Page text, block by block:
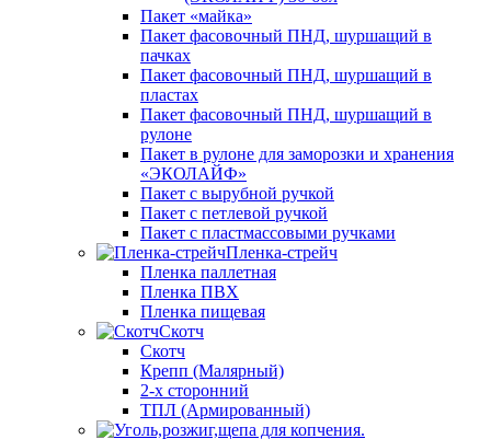
Пакет «майка»
Пакет фасовочный ПНД, шуршащий в
пачках
Пакет фасовочный ПНД, шуршащий в
пластах
Пакет фасовочный ПНД, шуршащий в
рулоне
Пакет в рулоне для заморозки и хранения
«ЭКОЛАЙФ»
Пакет с вырубной ручкой
Пакет с петлевой ручкой
Пакет с пластмассовыми ручками
Пленка-стрейч
Пленка паллетная
Пленка ПВХ
Пленка пищевая
Скотч
Скотч
Крепп (Малярный)
2-х сторонний
ТПЛ (Армированный)